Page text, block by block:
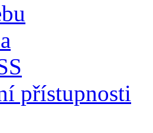
přístupnosti